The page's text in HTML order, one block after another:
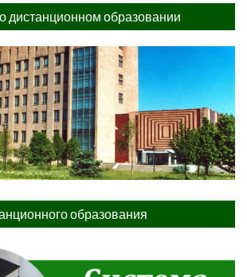
дистанционном образовании
образования